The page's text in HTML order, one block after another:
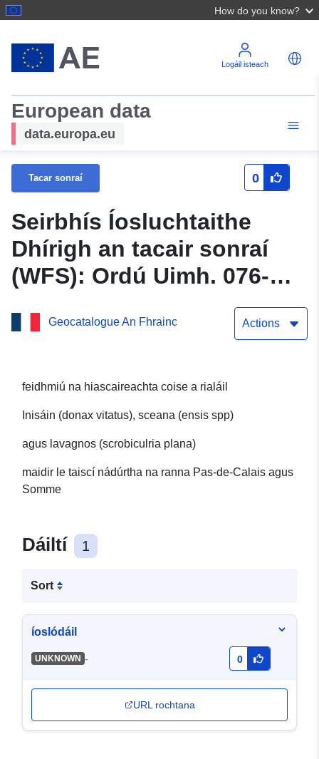
How do you know?
Logáil isteach
European data
data.europa.eu
Tacar sonraí 0
Seirbhís Íosluchtaithe
Dhírigh an tacair sonraí
(WFS): Ordú Uimh. 076-
Geocatalogue An Fhrainc Actions
feidhmiú na hiascaireachta coise a rialáil
Inisáin (donax vitatus), sceana (ensis spp)
agus lavagnos (scrobiculria plana)
maidir le taiscí nádúrtha na ranna Pas-de-Calais agus
Somme
Dáiltí 1
Sort
íoslódáil
UNKNOWN - 0
URL rochtana